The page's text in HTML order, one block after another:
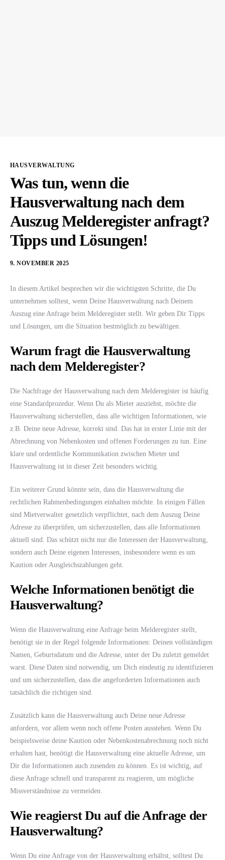
HAUSVERWALTUNG
Was tun, wenn die
Hausverwaltung nach dem
Auszug Melderegister anfragt?
Tipps und Lösungen!
9. NOVEMBER 2025
In diesem Artikel besprechen wir die wichtigsten Schritte, die Du
unternehmen solltest, wenn Deine Hausverwaltung nach Deinem
Auszug eine Anfrage beim Melderegister stellt. Wir geben Dir Tipps
und Lösungen, um die Situation bestmöglich zu bewältigen.
Warum fragt die Hausverwaltung
nach dem Melderegister?
Die Nachfrage der Hausverwaltung nach dem Melderegister ist häufig
eine Standardprozedur. Wenn Du als Mieter ausziehst, möchte die
Hausverwaltung sicherstellen, dass alle wichtigen Informationen, wie
z.B. Deine neue Adresse, korrekt sind. Das hat in erster Linie mit der
Abrechnung von Nebenkosten und offenen Forderungen zu tun. Eine
klare und ordentliche Kommunikation zwischen Mieter und
Hausverwaltung ist in dieser Zeit besonders wichtig.
Ein weiterer Grund könnte sein, dass die Hausverwaltung die
rechtlichen Rahmenbedingungen einhalten möchte. In einigen Fällen
sind Mietverwalter gesetzlich verpflichtet, nach dem Auszug Deine
Adresse zu überprüfen, um sicherzustellen, dass alle Informationen
aktuell sind. Das schützt nicht nur die Interessen der Hausverwaltung,
sondern auch Deine eigenen Interessen, insbesondere wenn es um
Kaution oder Ausgleichszahlungen geht.
Welche Informationen benötigt die
Hausverwaltung?
Wenn die Hausverwaltung eine Anfrage beim Melderegister stellt,
benötigt sie in der Regel folgende Informationen: Deinen vollständigen
Namen, Geburtsdatum und die Adresse, unter der Du zuletzt gemeldet
warst. Diese Daten sind notwendig, um Dich eindeutig zu identifizieren
und um sicherzustellen, dass die angeforderten Informationen auch
tatsächlich die richtigen sind.
Zusätzlich kann die Hausverwaltung auch Deine neue Adresse
anfordern, vor allem wenn noch offene Posten ausstehen. Wenn Du
beispielsweise deine Kaution oder Nebenkostenabrechnung noch nicht
erhalten hast, benötigt die Hausverwaltung eine aktuelle Adresse, um
Dir die Informationen auch zusenden zu können. Es ist wichtig, auf
diese Anfrage schnell und transparent zu reagieren, um mögliche
Missverständnisse zu vermeiden.
Wie reagierst Du auf die Anfrage der
Hausverwaltung?
Wenn Du eine Anfrage von der Hausverwaltung erhältst, solltest Du